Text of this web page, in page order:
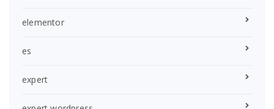
elementor
es
expert